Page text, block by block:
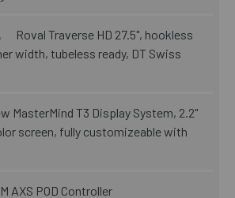
Roval Traverse HD 27.5", hookless
width, tubeless ready, DT Swiss
MasterMind T3 Display System, 2.2"
screen, fully customizeable with
AXS POD Controller